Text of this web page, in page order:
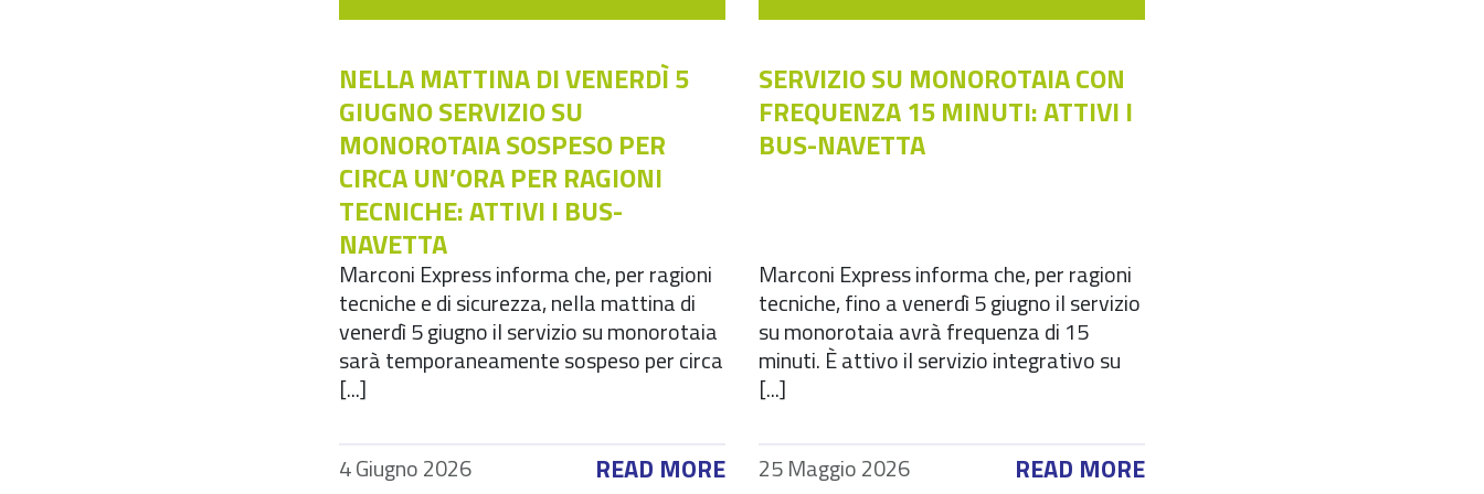
NELLA MATTINA DI VENERDÌ 5
GIUGNO SERVIZIO SU
MONOROTAIA SOSPESO PER
CIRCA UN’ORA PER RAGIONI
TECNICHE: ATTIVI I BUS-
NAVETTA
Marconi Express informa che, per ragioni
tecniche e di sicurezza, nella mattina di
venerdì 5 giugno il servizio su monorotaia
sarà temporaneamente sospeso per circa
[...]
4 Giugno 2026 READ MORE
SERVIZIO SU MONOROTAIA CON
FREQUENZA 15 MINUTI: ATTIVI I
BUS-NAVETTA
Marconi Express informa che, per ragioni
tecniche, fino a venerdì 5 giugno il servizio
su monorotaia avrà frequenza di 15
minuti. È attivo il servizio integrativo su
[...]
25 Maggio 2026 READ MORE